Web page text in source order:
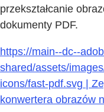
przekształcanie
dokumenty PDF.
https://main--dc--
shared/assets/
icons/fast-pdf.svg |
konwertera obrazów